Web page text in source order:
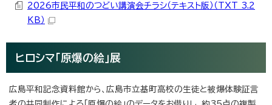
2026市民平和のつどい講演会チラシ（テキスト版）（TXT 3.2
KB）
ヒロシマ「原爆の絵」展
広島平和記念資料館から、広島市立基町高校の生徒と被爆体験証言